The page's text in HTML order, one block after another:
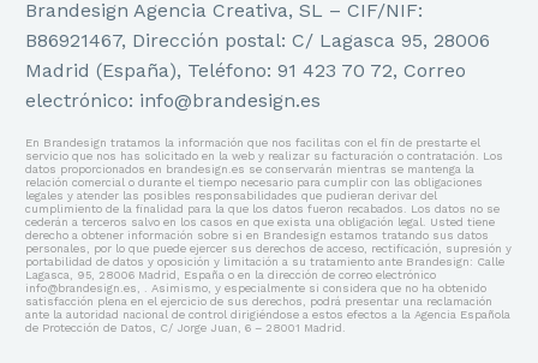
Brandesign Agencia Creativa, SL – CIF/NIF:
B86921467, Dirección postal: C/ Lagasca 95, 28006
Madrid (España), Teléfono: 91 423 70 72, Correo
electrónico: info@brandesign.es
En Brandesign tratamos la información que nos facilitas con el fin de prestarte el
servicio que nos has solicitado en la web y realizar su facturación o contratación. Los
datos proporcionados en brandesign.es se conservarán mientras se mantenga la
relación comercial o durante el tiempo necesario para cumplir con las obligaciones
legales y atender las posibles responsabilidades que pudieran derivar del
cumplimiento de la finalidad para la que los datos fueron recabados. Los datos no se
cederán a terceros salvo en los casos en que exista una obligación legal. Usted tiene
derecho a obtener información sobre si en Brandesign estamos tratando sus datos
personales, por lo que puede ejercer sus derechos de acceso, rectificación, supresión y
portabilidad de datos y oposición y limitación a su tratamiento ante Brandesign: Calle
Lagasca, 95, 28006 Madrid, España o en la dirección de correo electrónico
info@brandesign.es, . Asimismo, y especialmente si considera que no ha obtenido
satisfacción plena en el ejercicio de sus derechos, podrá presentar una reclamación
ante la autoridad nacional de control dirigiéndose a estos efectos a la Agencia Española
de Protección de Datos, C/ Jorge Juan, 6 – 28001 Madrid.
BRANDING
Estrategia de Marca
Identidad Corporativa
Identidad Verbal
Naming y Nomenclatura